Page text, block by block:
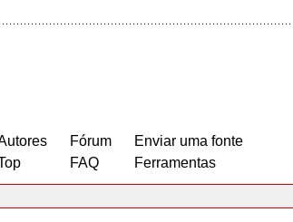
Fórum
FAQ
Enviar uma fonte
Ferramentas